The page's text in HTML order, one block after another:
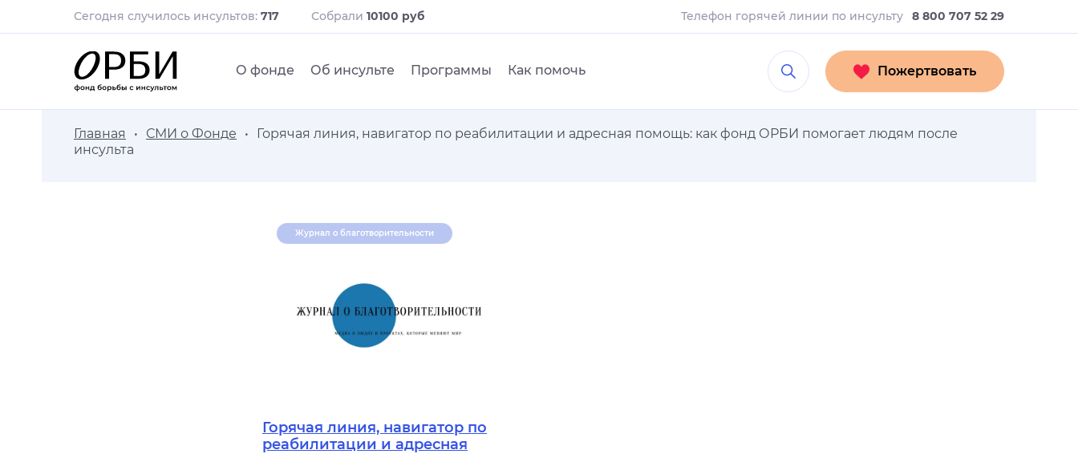
Сегодня случилось инсультов: 717 Собрали 10100 руб Телефон горячей линии по инсульту 8 800 707 52 29
О фонде Об инсульте Программы Как помочь Пожертвовать
Главная СМИ о Фонде
Горячая линия, навигатор по реабилитации и адресная помощь: как фонд ОРБИ помогает людям после
инсульта
Журнал о благотворительности
Горячая линия, навигатор по
реабилитации и адресная